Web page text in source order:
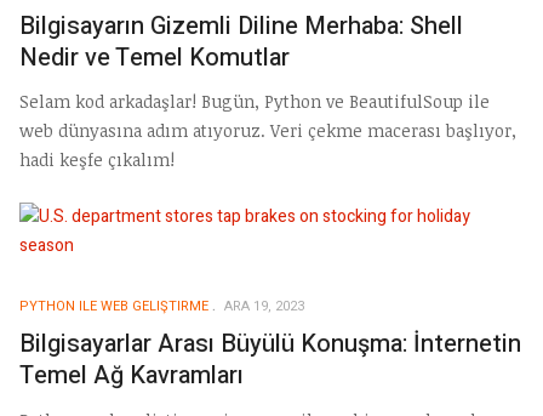
Bilgisayarın Gizemli Diline Merhaba: Shell
Nedir ve Temel Komutlar
Selam kod arkadaşlar! Bugün, Python ve BeautifulSoup ile
web dünyasına adım atıyoruz. Veri çekme macerası başlıyor,
hadi keşfe çıkalım!
PYTHON ILE WEB GELIŞTIRME ARA 19, 2023
Bilgisayarlar Arası Büyülü Konuşma: İnternetin
Temel Ağ Kavramları